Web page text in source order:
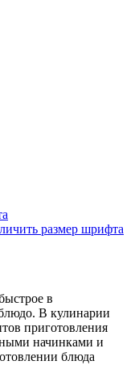
размер шрифта
в
В кулинарии
приготовления
начинками и
блюда